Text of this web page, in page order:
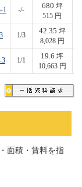
1 -/-
680 坪
515 円
1/3
42.35 坪
8,028 円
3 1/1
19.6 坪
10,663 円
面積・賃料を指